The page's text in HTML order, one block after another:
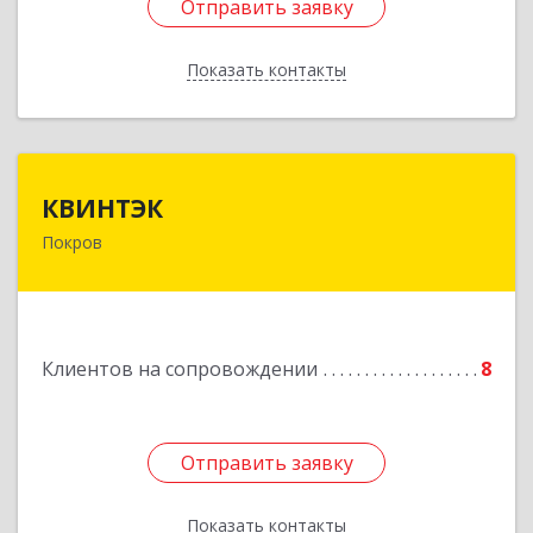
Отправить заявку
Показать контакты
Отправить заявку
Назад
КВИНТЭК
Покров
Клиентов на сопровождении 8
Отправить заявку
Показать контакты
601122, Владимирская обл, Петушинский р-н,
Отправить заявку
Назад